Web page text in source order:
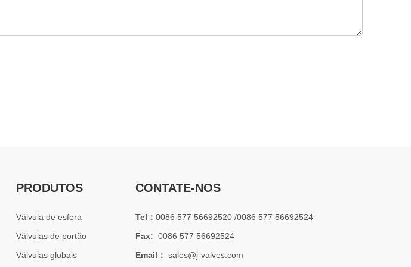
2026-07-01
PRODUTOS
Válvula de esfera
Válvulas de portão
Válvulas globais
CONTATE-NOS
Tel： 0086 577 56692520 /0086 577 56692524
Fax: 0086 577 56692524
Email： sales@j-valves.com